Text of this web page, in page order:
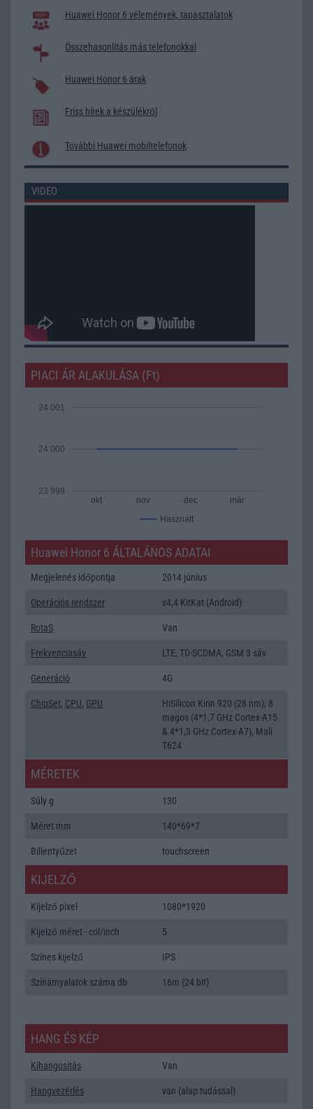
Huawei Honor 6 vélemények, tapasztalatok
Összehasonlítás más telefonokkal
Huawei Honor 6 árak
Friss hírek a készülékről
További Huawei mobiltelefonok
VIDEO
PIACI ÁR ALAKULÁSA (Ft)
Használt
okt nov dec már
23 999
24 000
24 001
Huawei Honor 6 ÁLTALÁNOS ADATAI
Megjelenés időpontja 2014 június
Operációs rendszer v4,4 KitKat (Android)
RotaS Van
Frekvenciasáv LTE, TD-SCDMA, GSM 3 sáv
Generáció 4G
ChipSet, CPU, GPU
HiSilicon Kirin 920 (28 nm), 8
magos (4*1,7 GHz Cortex-A15
& 4*1,3 GHz Cortex-A7), Mali
T624
MÉRETEK
Súly g 130
Méret mm 140*69*7
Billentyűzet touchscreen
KIJELZŐ
Kijelző pixel 1080*1920
Kijelző méret - col/inch 5
Színes kijelző IPS
Színárnyalatok száma db 16m (24 bit)
HANG ÉS KÉP
Kihangositás Van
Hangvezérlés van (alap tudással)